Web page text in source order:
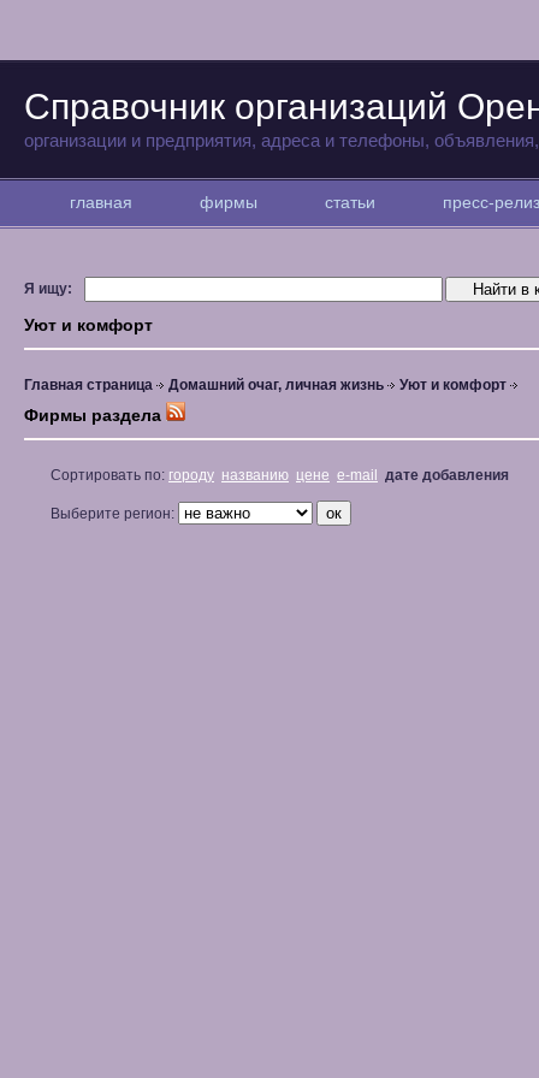
Справочник организаций
организации и предприятия, адреса и телефоны,
главная фирмы статьи пресс-
Я ищу:
Уют и комфорт
Главная страница Домашний очаг, личная жизнь Уют и комфорт
Фирмы раздела
Сортировать по: городу названию цене e-mail дате добавления
Выберите регион: